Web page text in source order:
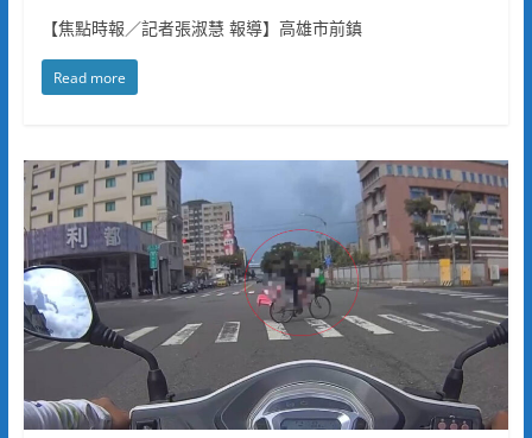
【焦點時報／記者張淑慧 報導】高雄市前鎮
Read more